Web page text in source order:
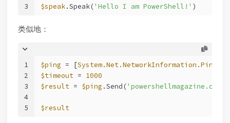
3
$speak.Speak('Hello I am PowerShell!' )
类似地：
1
2
3
4
5
$ping = [System.Net.NetworkInformation.Ping
$timeout = 1000
$result = $ping .Send('powershellmagazine.com'
$result